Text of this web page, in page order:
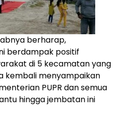
berharap,
berdampak positif
di 5 kecamatan yang
kembali menyampaikan
PUPR dan semua
hingga jembatan ini